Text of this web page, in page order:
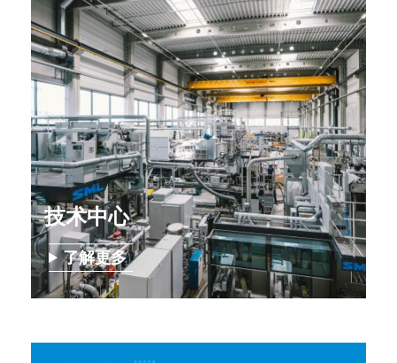
技术中心
了解更多